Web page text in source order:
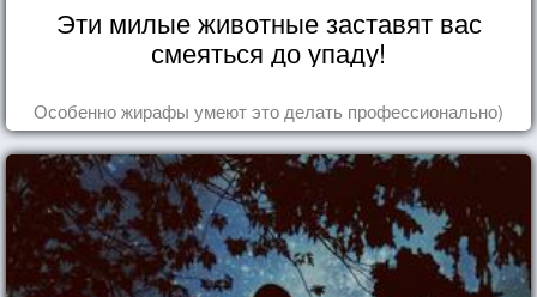
Эти милые животные заставят вас
смеяться до упаду!
Особенно жирафы умеют это делать профессионально)